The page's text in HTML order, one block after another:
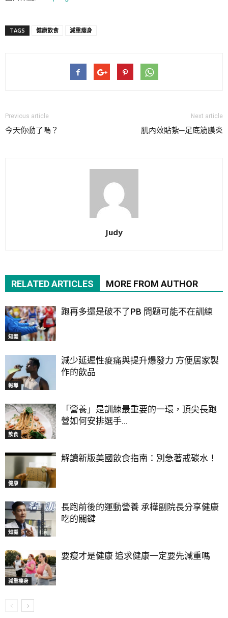
TAGS 健康飲食 減重瘦身
Previous article
今天你動了嗎？
Next article
肌內效貼紮─足底筋膜炎
Judy
RELATED ARTICLES MORE FROM AUTHOR
知識
跑再多還是破不了PB 問題可能不在訓練
報導
減少延遲性痠痛與提升爆發力 方便居家製
作的飲品
飲食
「營養」是訓練最重要的一環，頂尖長跑
營如何安排選手...
健康
解讀新版美國飲食指南：別急著戒碳水！
知識
長跑前後的運動營養 承樺副院長分享健康
吃的關鍵
減重瘦身
要瘦才是健康 追求健康一定要先減重嗎